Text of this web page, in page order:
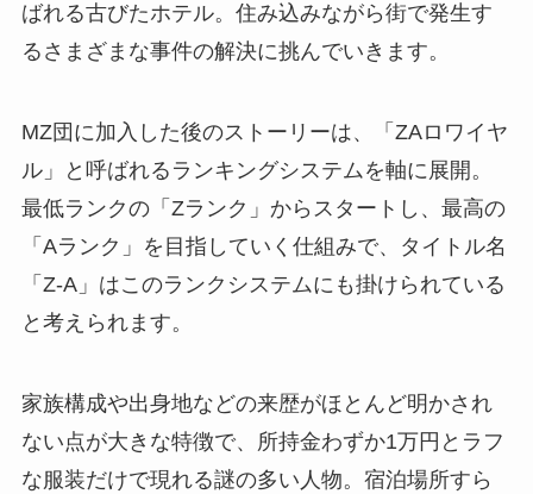
ばれる古びたホテル。住み込みながら街で発生す
るさまざまな事件の解決に挑んでいきます。
MZ団に加入した後のストーリーは、「ZAロワイヤ
ル」と呼ばれるランキングシステムを軸に展開。
最低ランクの「Zランク」からスタートし、最高の
「Aランク」を目指していく仕組みで、タイトル名
「Z-A」はこのランクシステムにも掛けられている
と考えられます。
家族構成や出身地などの来歴がほとんど明かされ
ない点が大きな特徴で、所持金わずか1万円とラフ
な服装だけで現れる謎の多い人物。宿泊場所すら